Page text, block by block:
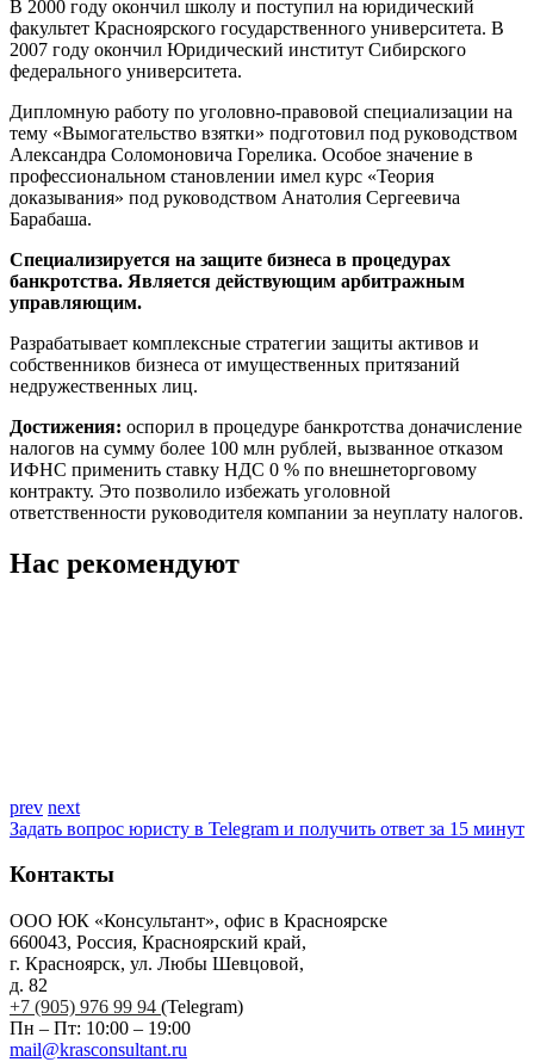
В 2000 году окончил школу и поступил на юридический
факультет Красноярского государственного университета. В
2007 году окончил Юридический институт Сибирского
федерального университета.
Дипломную работу по уголовно-правовой специализации на
тему «Вымогательство взятки» подготовил под руководством
Александра Соломоновича Горелика. Особое значение в
профессиональном становлении имел курс «Теория
доказывания» под руководством Анатолия Сергеевича
Барабаша.
Специализируется на защите бизнеса в процедурах
банкротства. Является действующим арбитражным
управляющим.
Разрабатывает комплексные стратегии защиты активов и
собственников бизнеса от имущественных притязаний
недружественных лиц.
Достижения: оспорил в процедуре банкротства доначисление
налогов на сумму более 100 млн рублей, вызванное отказом
ИФНС применить ставку НДС 0 % по внешнеторговому
контракту. Это позволило избежать уголовной
ответственности руководителя компании за неуплату налогов.
Нас рекомендуют
prev next
Задать вопрос юристу в Telegram и получить ответ за 15 минут
Контакты
ООО ЮК «Консультант», офис в Красноярске
660043, Россия, Красноярский край,
г. Красноярск, ул. Любы Шевцовой,
д. 82
+7 (905) 976 99 94 (Telegram)
Пн – Пт: 10:00 – 19:00
mail@krasconsultant.ru